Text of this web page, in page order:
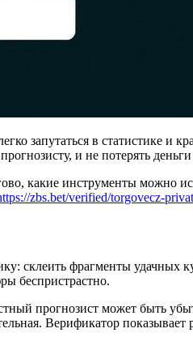
запутаться в статистике
и не потерять
какие инструменты можно
zbs.bet/verified/torgovecz-
фрагменты удачных
беспристрастно.
прогнозист может быть
Верификатор показывает